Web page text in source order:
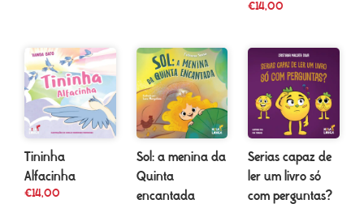
€14,00
Tininha
Alfacinha
€14,00
Sol: a menina da
Quinta
encantada
Serias capaz de
ler um livro só
com perguntas?